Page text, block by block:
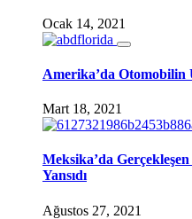
Ocak 14, 2021
Amerika’da Otomobilin
Mart 18, 2021
Meksika’da
Yansıdı
Ağustos 27, 2021